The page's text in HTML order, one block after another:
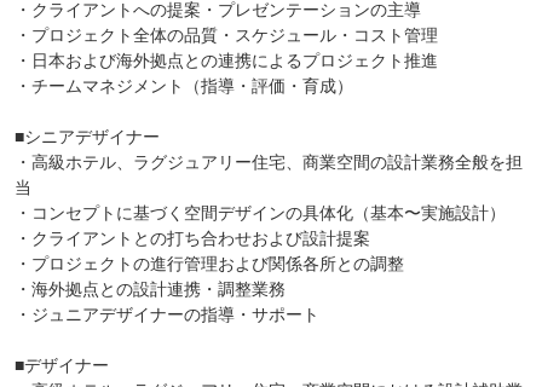
・クライアントへの提案・プレゼンテーションの主導
・プロジェクト全体の品質・スケジュール・コスト管理
・日本および海外拠点との連携によるプロジェクト推進
・チームマネジメント（指導・評価・育成）
■シニアデザイナー
・高級ホテル、ラグジュアリー住宅、商業空間の設計業務全般を担
当
・コンセプトに基づく空間デザインの具体化（基本〜実施設計）
・クライアントとの打ち合わせおよび設計提案
・プロジェクトの進行管理および関係各所との調整
・海外拠点との設計連携・調整業務
・ジュニアデザイナーの指導・サポート
■デザイナー